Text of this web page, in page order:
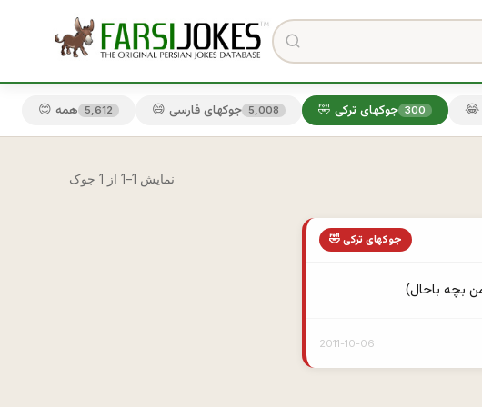
😊 همه 5,612 😄 جوکهای فارسی 5,008 🤣 جوکهای ترکی 300
نمایش 1–1 از 1 جوک
🤣 جوکهای ترکی
2011-10-06